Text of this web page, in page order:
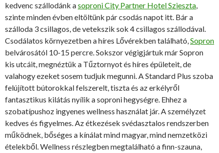
kedvenc szállodánk asoproni City Partner Hotel Szieszta,
szinte minden évben eltöltünk pár csodás napot itt. Bár a
szálloda 3 csillagos, de vetekszik sok 4 csillagos szállodával.
Csodálatos környezetben a híres Lővérekben található,Sopron
belvárosától 10-15 percre. Sokszor végigjártuk már Sopron
kis utcáit, megnéztük a Tűztornyot és híres épületeit, de
valahogy ezeket sosem tudjuk megunni. A Standard Plus szoba
felújított bútorokkal felszerelt, tiszta és az erkélyről
fantasztikus kilátás nyílik a soproni hegységre. Ehhez a
szobatípushoz ingyenes wellness használat jár. A személyzet
kedves és figyelmes. Az étkezések svédasztalos rendszerben
működnek, bőséges a kínálat mind magyar, mind nemzetközi
ételekből. Wellness részlegben megtalálható a finn-szauna,